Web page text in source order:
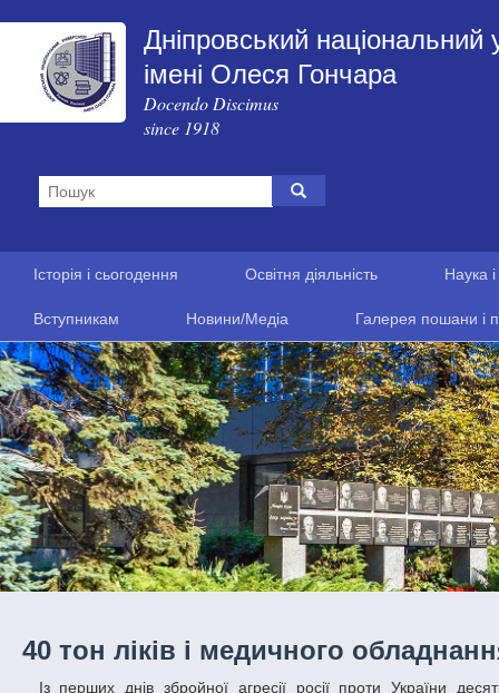
Дніпровський національний
імені Олеся Гончара
Docendo Discimus
since 1918
Історія і сьогодення Освітня діяльність Наука
Вступникам Новини/Медіа Галерея пошани і
40 тон ліків і медичного
Із перших днів збройної агресії росії проти України десятки університетів-партнерів ДНУ з усього світу надіслали листи підтримки